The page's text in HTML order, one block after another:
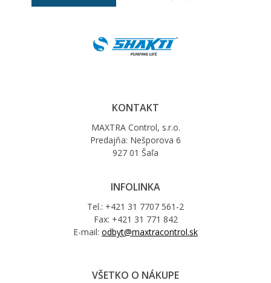
KONTAKT
MAXTRA Control, s.r.o.
Predajňa: Nešporova 6
927 01 Šaľa
INFOLINKA
Tel.: +421 31 7707 561-2
Fax: +421 31 771 842
E-mail: odbyt@maxtracontrol.sk
VŠETKO O NÁKUPE